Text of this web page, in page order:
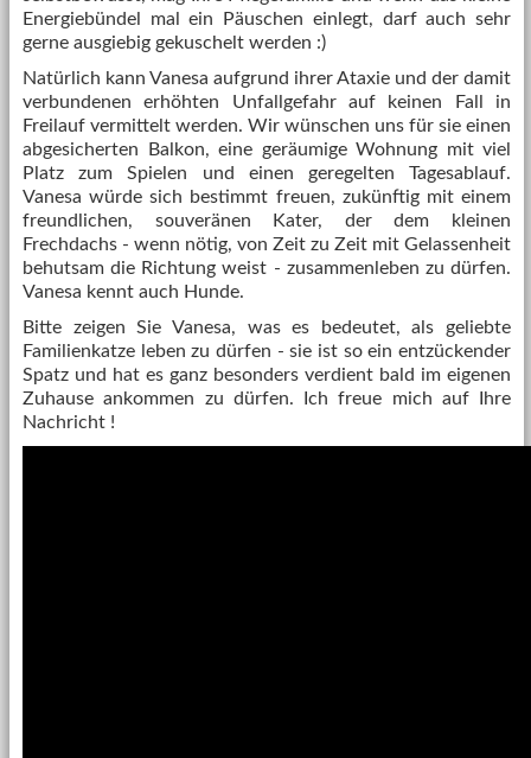
Energiebündel mal ein Päuschen einlegt, darf auch sehr
gerne ausgiebig gekuschelt werden :)
Natürlich kann Vanesa aufgrund ihrer Ataxie und der damit
verbundenen erhöhten Unfallgefahr auf keinen Fall in
Freilauf vermittelt werden. Wir wünschen uns für sie einen
abgesicherten Balkon, eine geräumige Wohnung mit viel
Platz zum Spielen und einen geregelten Tagesablauf.
Vanesa würde sich bestimmt freuen, zukünftig mit einem
freundlichen, souveränen Kater, der dem kleinen
Frechdachs - wenn nötig, von Zeit zu Zeit mit Gelassenheit
behutsam die Richtung weist - zusammenleben zu dürfen.
Vanesa kennt auch Hunde.
Bitte zeigen Sie Vanesa, was es bedeutet, als geliebte
Familienkatze leben zu dürfen - sie ist so ein entzückender
Spatz und hat es ganz besonders verdient bald im eigenen
Zuhause ankommen zu dürfen. Ich freue mich auf Ihre
Nachricht !